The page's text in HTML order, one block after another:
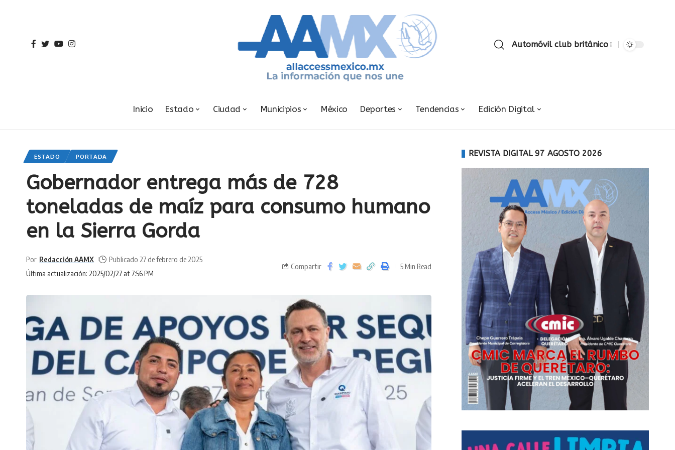
Automóvil club británico
Inicio Estado Ciudad Municipios México Deportes Tendencias Edición Digital
ESTADO PORTADA
Gobernador entrega más de 728
toneladas de maíz para consumo humano
en la Sierra Gorda
Última actualización: 2025/02/27 at 7:56 PM
Por Redacción AAMX Publicado 27 de febrero de 2025
Compartir 5 Min Read
REVISTA DIGITAL 97 AGOSTO 2026